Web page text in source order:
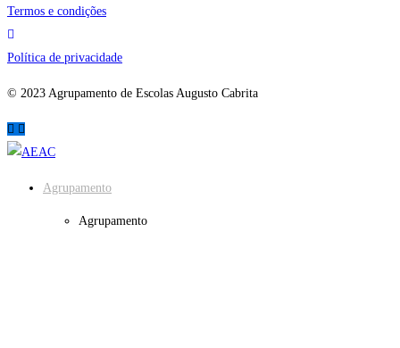
Termos e condições
Política de privacidade
© 2023 Agrupamento de Escolas Augusto Cabrita
Agrupamento
Agrupamento